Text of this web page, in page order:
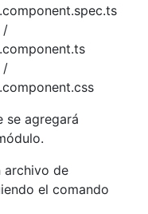
/
/
se agregará
archivo de
el comando